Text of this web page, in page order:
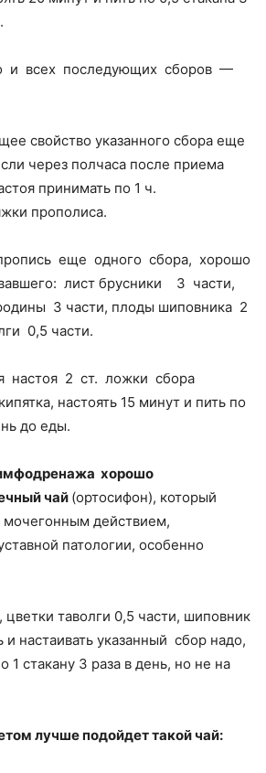
и всех последующих сборов —
свойство указанного сбора еще
через полчаса после приема
принимать по 1 ч.
прополиса.
еще одного сбора, хорошо
лист брусники ­ 3 части,
­3 части, плоды шиповника ­ 2
0,5 части.
настоя 2 ст. ложки сбора
настоять 15 минут и пить по
до еды.
хорошо
чай (ортосифон), который
действием,
патологии, особенно
таволги 0,5 части, шиповник
и настаивать указанный сбор надо,
стакану 3 раза в день, но не на
лучше подойдет такой чай: